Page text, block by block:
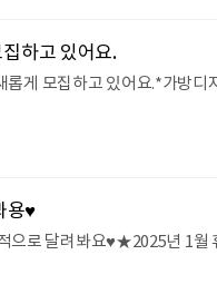
하고 있어요.
게 모집하고 있어요.*가방
용♥
으로 달려봐요♥★2025년 1